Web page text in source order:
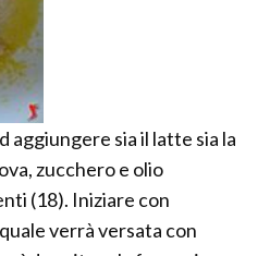
aggiungere sia il latte sia la
zucchero e olio
(18). Iniziare con
verrà versata con